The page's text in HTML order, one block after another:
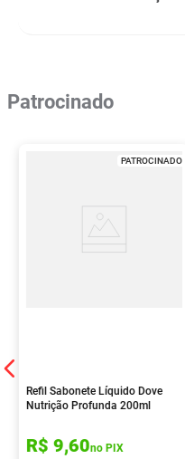
Patrocinado
PATROCINADO
Refil Sabonete Líquido Dove
Nutrição Profunda 200ml
R$ 9,60no PIX